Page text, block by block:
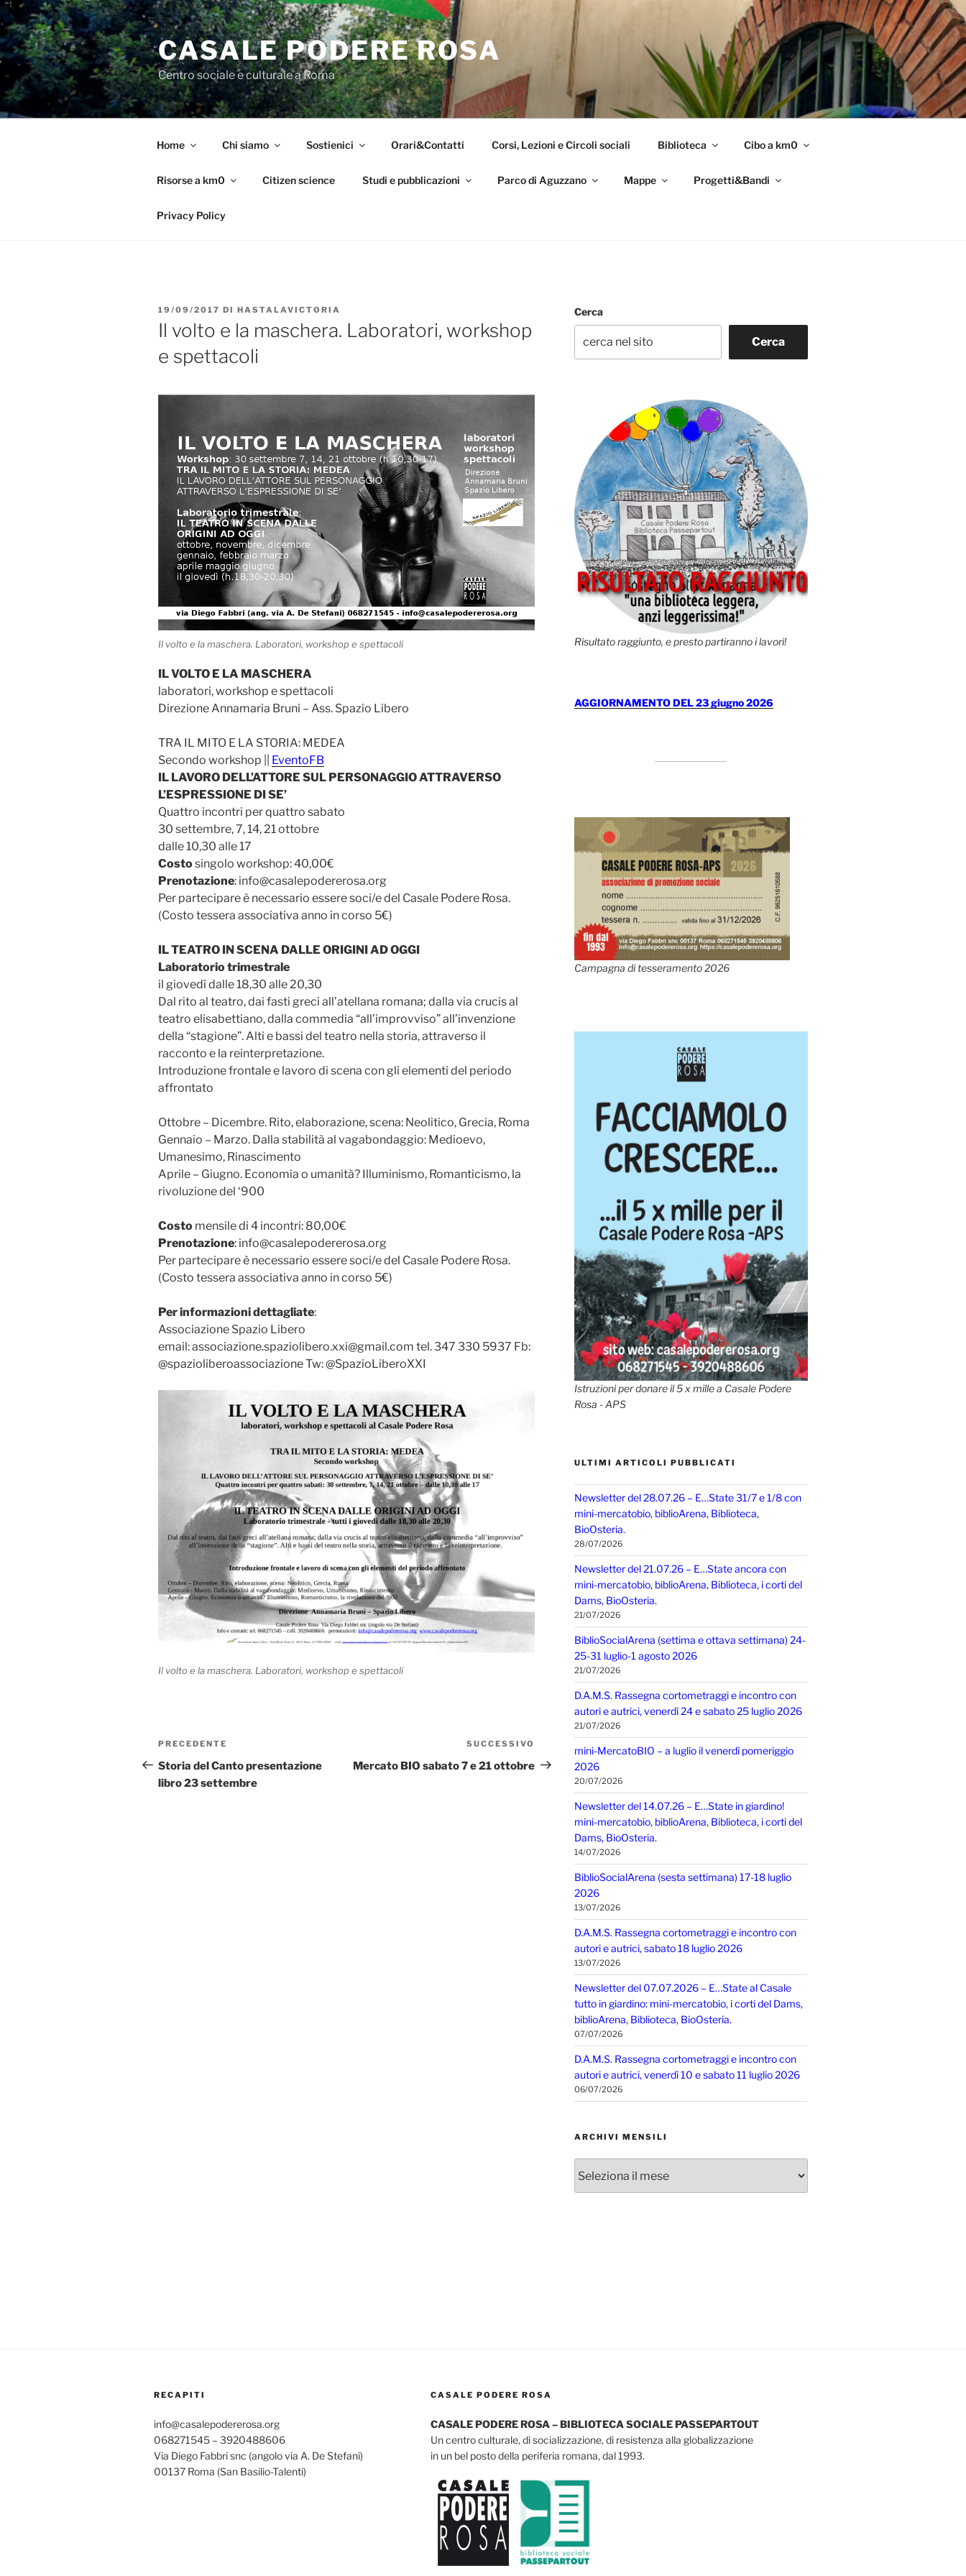
Salta
al
contenuto
CASALE PODERE ROSA
Centro sociale e culturale a Roma
Home Chi siamo Sostienici Orari&Contatti Corsi, Lezioni e Circoli sociali Biblioteca Cibo a km0
Risorse a km0 Citizen science Studi e pubblicazioni Parco di Aguzzano Mappe Progetti&Bandi
Privacy Policy
PUBBLICATO
IL
19/09/2017 DI HASTALAVICTORIA
Il volto e la maschera. Laboratori, workshop
e spettacoli
Il volto e la maschera. Laboratori, workshop e spettacoli
IL VOLTO E LA MASCHERA
laboratori, workshop e spettacoli
Direzione Annamaria Bruni – Ass. Spazio Libero
TRA IL MITO E LA STORIA: MEDEA
Secondo workshop || EventoFB
IL LAVORO DELL’ATTORE SUL PERSONAGGIO ATTRAVERSO
L’ESPRESSIONE DI SE’
Quattro incontri per quattro sabato
30 settembre, 7, 14, 21 ottobre
dalle 10,30 alle 17
Costosingolo workshop: 40,00€
Prenotazione: info@casalepodererosa.org
Per partecipare è necessario essere soci/e del Casale Podere Rosa.
(Costo tessera associativa anno in corso 5€)
IL TEATRO IN SCENA DALLE ORIGINI AD OGGI
Laboratorio trimestrale
il giovedì dalle 18,30 alle 20,30
Dal rito al teatro, dai fasti greci all’atellana romana; dalla via crucis al
teatro elisabettiano, dalla commedia “all’improvviso” all’invenzione
della “stagione”. Alti e bassi del teatro nella storia, attraverso il
racconto e la reinterpretazione.
Introduzione frontale e lavoro di scena con gli elementi del periodo
affrontato
Ottobre – Dicembre. Rito, elaborazione, scena: Neolitico, Grecia, Roma
Gennaio – Marzo. Dalla stabilità al vagabondaggio: Medioevo,
Umanesimo, Rinascimento
Aprile – Giugno. Economia o umanità? Illuminismo, Romanticismo, la
rivoluzione del ‘900
Costo mensile di 4 incontri: 80,00€
Prenotazione: info@casalepodererosa.org
Per partecipare è necessario essere soci/e del Casale Podere Rosa.
(Costo tessera associativa anno in corso 5€)
Per informazioni dettagliate:
Associazione Spazio Libero
email: associazione.spaziolibero.xxi@gmail.com tel. 347 330 5937 Fb:
@spazioliberoassociazione Tw: @SpazioLiberoXXI
Il volto e la maschera. Laboratori, workshop e spettacoli
Navigazione
articoli
Articolo
precedente:
PRECEDENTE
Storia del Canto presentazione
libro 23 settembre
successivo
SUCCESSIVO
Mercato BIO sabato 7 e 21 ottobre
Cerca
Cerca
Risultato raggiunto, e presto partiranno i lavori!
AGGIORNAMENTO DEL 23 giugno 2026
Campagna di tesseramento 2026
Istruzioni per donare il 5 x mille a Casale Podere
Rosa - APS
ULTIMI ARTICOLI PUBBLICATI
Newsletter del 28.07.26 – E…State 31/7 e 1/8 con
mini-mercatobio, biblioArena, Biblioteca,
BioOsteria.
28/07/2026
Newsletter del 21.07.26 – E…State ancora con
mini-mercatobio, biblioArena, Biblioteca, i corti del
Dams, BioOsteria.
21/07/2026
BiblioSocialArena (settima e ottava settimana) 24-
25-31 luglio-1 agosto 2026
21/07/2026
D.A.M.S. Rassegna cortometraggi e incontro con
autori e autrici, venerdì 24 e sabato 25 luglio 2026
21/07/2026
mini-MercatoBIO – a luglio il venerdì pomeriggio
2026
20/07/2026
Newsletter del 14.07.26 – E…State in giardino!
mini-mercatobio, biblioArena, Biblioteca, i corti del
Dams, BioOsteria.
14/07/2026
BiblioSocialArena (sesta settimana) 17-18 luglio
2026
13/07/2026
D.A.M.S. Rassegna cortometraggi e incontro con
autori e autrici, sabato 18 luglio 2026
13/07/2026
Newsletter del 07.07.2026 – E…State al Casale
tutto in giardino: mini-mercatobio, i corti del Dams,
biblioArena, Biblioteca, BioOsteria.
07/07/2026
D.A.M.S. Rassegna cortometraggi e incontro con
autori e autrici, venerdì 10 e sabato 11 luglio 2026
06/07/2026
ARCHIVI MENSILI
mensili
RECAPITI
info@casalepodererosa.org
068271545 – 3920488606
Via Diego Fabbri snc (angolo via A. De Stefani)
00137 Roma (San Basilio-Talenti)
CASALE PODERE ROSA
CASALE PODERE ROSA – BIBLIOTECA SOCIALE PASSEPARTOUT
Un centro culturale, di socializzazione, di resistenza alla globalizzazione
in un bel posto della periferia romana, dal 1993.